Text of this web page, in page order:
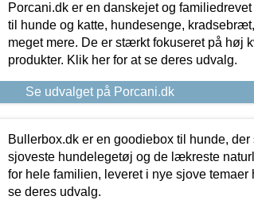
Porcani.dk er en danskejet og
til hunde og katte, hundesenge,
meget mere. De er stærkt fokuseret på høj
produkter. Klik her for at se deres udvalg.
Se udvalget på Porcani.dk
Bullerbox.dk er en goodiebox til hunde,
sjoveste hundelegetøj og de lækreste
for hele familien, leveret i nye sjove temaer
se deres udvalg.